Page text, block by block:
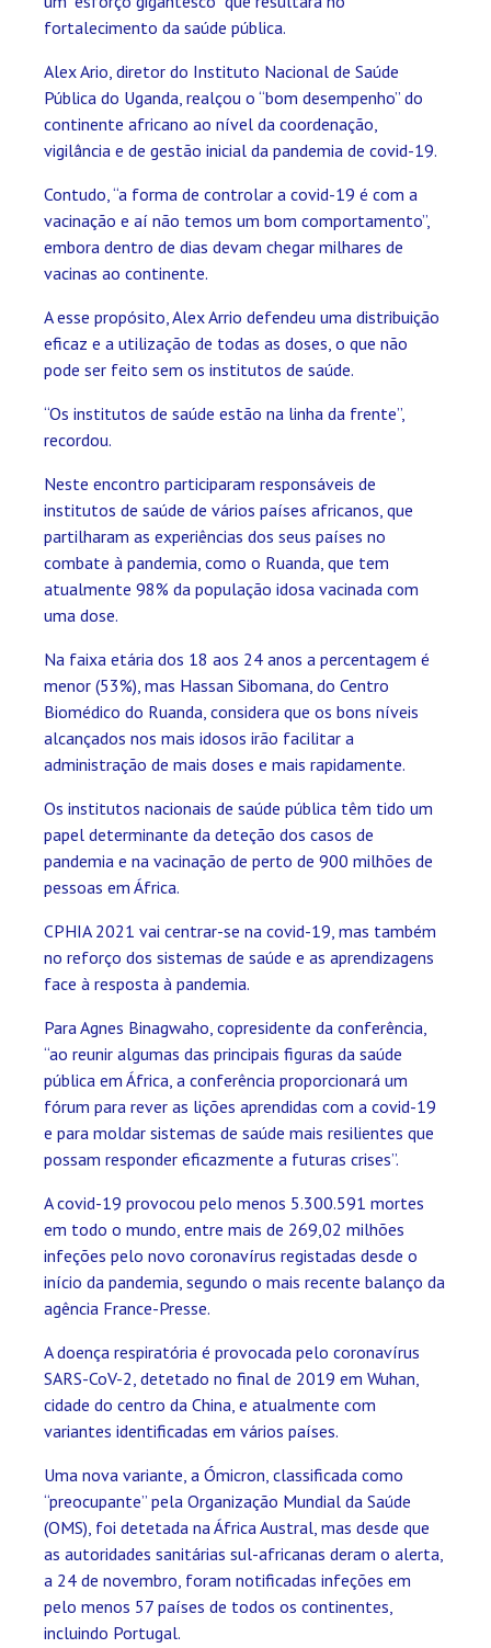
fortalecimento da saúde pública.
Alex Ario, diretor do Instituto Nacional de Saúde
Pública do Uganda, realçou o “bom desempenho” do
continente africano ao nível da coordenação,
vigilância e de gestão inicial da pandemia de covid-19.
Contudo, “a forma de controlar a covid-19 é com a
vacinação e aí não temos um bom comportamento”,
embora dentro de dias devam chegar milhares de
vacinas ao continente.
A esse propósito, Alex Arrio defendeu uma distribuição
eficaz e a utilização de todas as doses, o que não
pode ser feito sem os institutos de saúde.
“Os institutos de saúde estão na linha da frente”,
recordou.
Neste encontro participaram responsáveis de
institutos de saúde de vários países africanos, que
partilharam as experiências dos seus países no
combate à pandemia, como o Ruanda, que tem
atualmente 98% da população idosa vacinada com
uma dose.
Na faixa etária dos 18 aos 24 anos a percentagem é
menor (53%), mas Hassan Sibomana, do Centro
Biomédico do Ruanda, considera que os bons níveis
alcançados nos mais idosos irão facilitar a
administração de mais doses e mais rapidamente.
Os institutos nacionais de saúde pública têm tido um
papel determinante da deteção dos casos de
pandemia e na vacinação de perto de 900 milhões de
pessoas em África.
CPHIA 2021 vai centrar-se na covid-19, mas também
no reforço dos sistemas de saúde e as aprendizagens
face à resposta à pandemia.
Para Agnes Binagwaho, copresidente da conferência,
“ao reunir algumas das principais figuras da saúde
pública em África, a conferência proporcionará um
fórum para rever as lições aprendidas com a covid-19
e para moldar sistemas de saúde mais resilientes que
possam responder eficazmente a futuras crises”.
A covid-19 provocou pelo menos 5.300.591 mortes
em todo o mundo, entre mais de 269,02 milhões
infeções pelo novo coronavírus registadas desde o
início da pandemia, segundo o mais recente balanço da
agência France-Presse.
A doença respiratória é provocada pelo coronavírus
SARS-CoV-2, detetado no final de 2019 em Wuhan,
cidade do centro da China, e atualmente com
variantes identificadas em vários países.
Uma nova variante, a Ómicron, classificada como
“preocupante” pela Organização Mundial da Saúde
(OMS), foi detetada na África Austral, mas desde que
as autoridades sanitárias sul-africanas deram o alerta,
a 24 de novembro, foram notificadas infeções em
pelo menos 57 países de todos os continentes,
incluindo Portugal.